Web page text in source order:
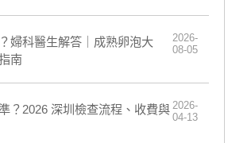
婦科醫生解答｜成熟卵泡大
南
2026-
08-05
？2026 深圳檢查流程、收費與 2026-
04-13